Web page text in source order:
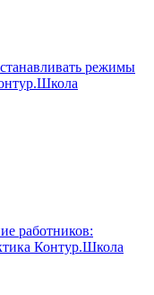
режимы
работников:
Контур.Школа